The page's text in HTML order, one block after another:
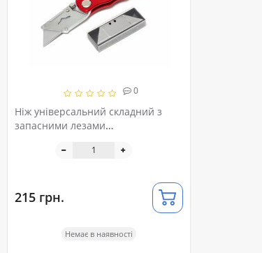
0
Ніж універсальний складний з
запасними лезами
215 грн.
Немає в наявності